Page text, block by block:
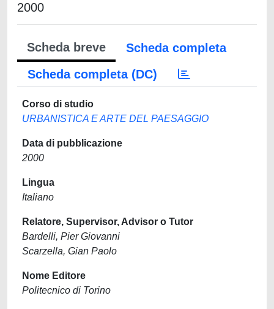
2000
Scheda breve
Scheda completa
Scheda completa (DC)
Corso di studio
URBANISTICA E ARTE DEL PAESAGGIO
Data di pubblicazione
2000
Lingua
Italiano
Relatore, Supervisor, Advisor o Tutor
Bardelli, Pier Giovanni
Scarzella, Gian Paolo
Nome Editore
Politecnico di Torino